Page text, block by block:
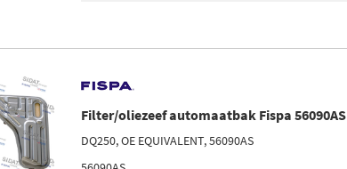
Filter/oliezeef automaatbak Fispa 56090AS
DQ250, OE EQUIVALENT, 56090AS